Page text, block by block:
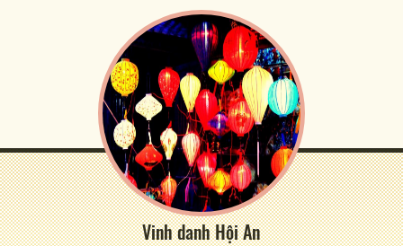
Vinh danh Hội An